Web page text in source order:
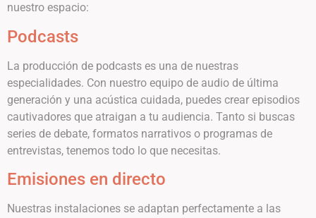
nuestro espacio:
Podcasts
La producción de podcasts es una de nuestras
especialidades. Con nuestro equipo de audio de última
generación y una acústica cuidada, puedes crear episodios
cautivadores que atraigan a tu audiencia. Tanto si buscas
series de debate, formatos narrativos o programas de
entrevistas, tenemos todo lo que necesitas.
Emisiones en directo
Nuestras instalaciones se adaptan perfectamente a las